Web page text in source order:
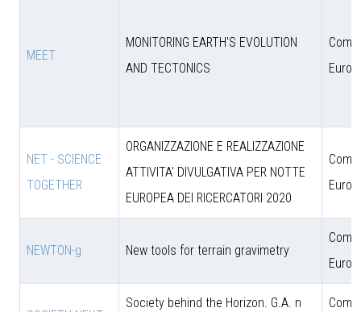
MEET
MONITORING EARTH'S EVOLUTION
AND TECTONICS
NET - SCIENCE
TOGETHER
ORGANIZZAZIONE E REALIZZAZIONE
ATTIVITA' DIVULGATIVA PER NOTTE
EUROPEA DEI RICERCATORI 2020
NEWTON-g New tools for terrain gravimetry
Society behind the Horizon. G.A. n